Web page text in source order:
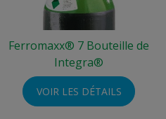
Ferromaxx® 7 Bouteille de
Integra®
VOIR LES DÉTAILS